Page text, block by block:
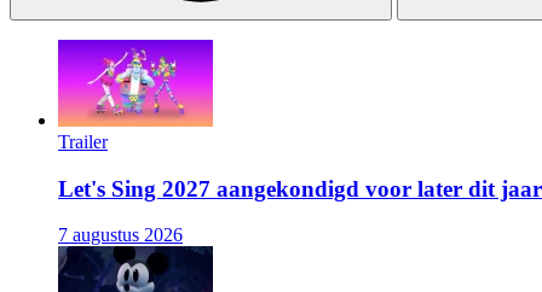
Trailer
Let's Sing 2027 aangekondigd voor later dit jaar
7 augustus 2026